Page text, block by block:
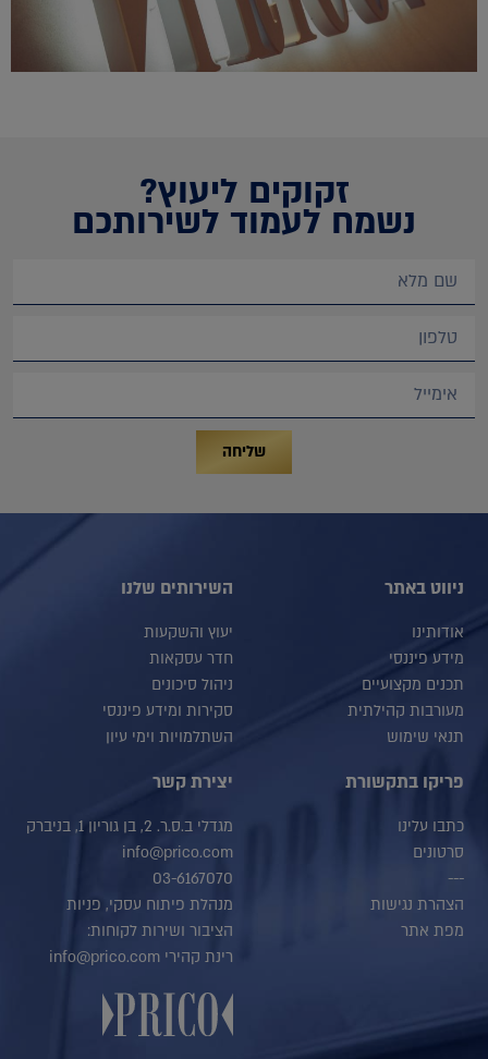
זקוקים ליעוץ?
נשמח לעמוד לשירותכם
שליחה
ניווט באתר
אודותינו
מידע פיננסי
תכנים מקצועיים
מעורבות קהילתית
תנאי שימוש
השירותים שלנו
יעוץ והשקעות
חדר עסקאות
ניהול סיכונים
סקירות ומידע פיננסי
השתלמויות וימי עיון
פריקו בתקשורת
כתבו עלינו
סרטונים
---
הצהרת נגישות
מפת אתר
יצירת קשר
מגדלי ב.ס.ר. 2, בן גוריון 1, בניברק
info@prico.com
03-6167070
מנהלת פיתוח עסקי, פניות
הציבור ושירות לקוחות:
רינת קהירי info@prico.com